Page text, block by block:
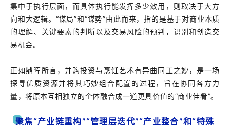
集中于执行层面，而具体执行能发挥多少效用，则取决于大方
向和大逻辑。“谋局”和“谋势”由此而来，指的是基于对商业本质
的理解、关键要素的判断以及交易风险的预判，识别和创造交
易机会。
正如鼎晖所言，并购投资与烹饪艺术有异曲同工之妙，是一场
探寻优质资源并将其巧妙组合配置的过程，旨在协同各方力
量，将原本互相独立的个体融合成一道更具价值的“商业佳肴”。
聚焦“产业链重构”“管理层迭代”“产业整合”和“特殊